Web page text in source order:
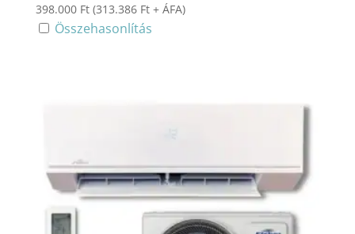
398.000 Ft (313.386 Ft+ ÁFA)
Összehasonlítás